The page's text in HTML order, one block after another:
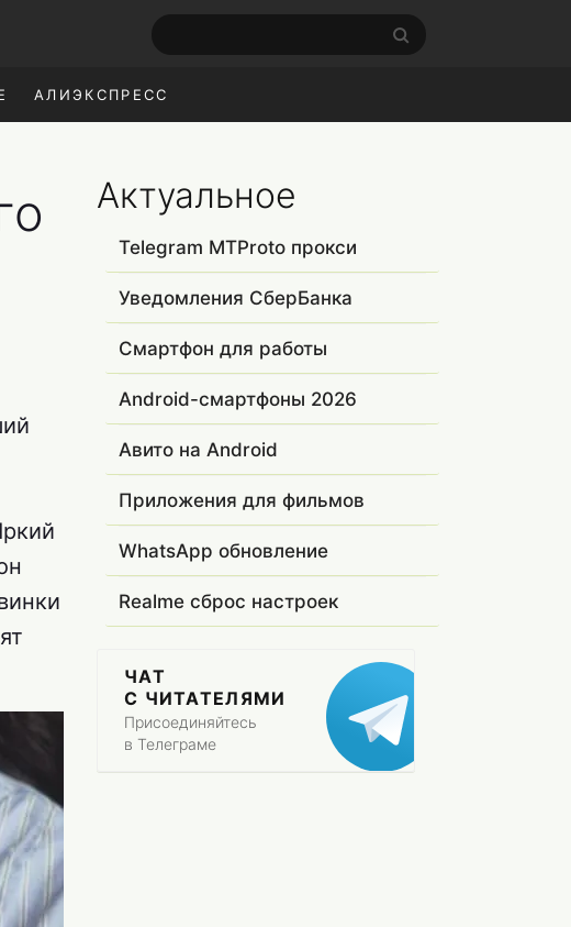
АЛИЭКСПРЕСС
Актуальное
Telegram MTProto прокси
Уведомления СберБанка
Смартфон для работы
Android-смартфоны 2026
Авито на Android
Приложения для фильмов
WhatsApp обновление
Realme сброс настроек
ЧАТ
С ЧИТАТЕЛЯМИ
Присоединяйтесь
в Телеграме